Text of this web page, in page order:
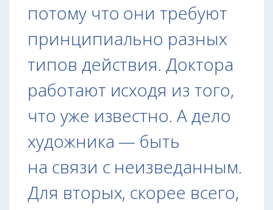
потому что они требуют
принципиально разных
типов действия. Доктора
работают исходя из того,
что уже известно. А дело
художника — быть
на связи с неизведанным.
Для вторых, скорее всего,